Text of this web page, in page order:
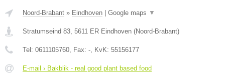
Noord-Brabant » Eindhoven | Google maps ▼
Stratumseind 83 5611 ER Eindhoven (Noord-Brabant)
Tel: 0611105760 , Fax: - , KvK: 55156177
E-mail › Bakblik - real good plant based food